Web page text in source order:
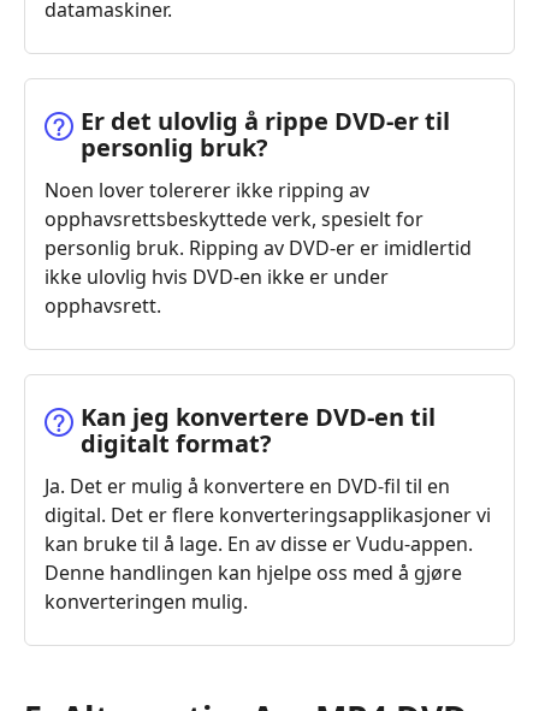
datamaskiner.
Er det ulovlig å rippe DVD‑er til
personlig bruk?
Noen lover tolererer ikke ripping av
opphavsrettsbeskyttede verk, spesielt for
personlig bruk. Ripping av DVD-er er imidlertid
ikke ulovlig hvis DVD-en ikke er under
opphavsrett.
Kan jeg konvertere DVD-en til
digitalt format?
Ja. Det er mulig å konvertere en DVD-fil til en
digital. Det er flere konverteringsapplikasjoner vi
kan bruke til å lage. En av disse er Vudu-appen.
Denne handlingen kan hjelpe oss med å gjøre
konverteringen mulig.